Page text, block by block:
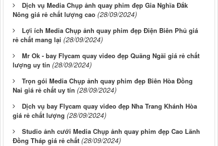
Dịch vụ Media Chụp ảnh quay phim đẹp Gia Nghĩa Đắk
Nông giá rẻ chất lượng cao (28/09/2024)
Lợi ích Media Chụp ảnh quay phim đẹp Điện Biên Phủ giá
rẻ chất mang lại (28/09/2024)
Mr Ok - bay Flycam quay video đẹp Quãng Ngãi giá rẻ chất
lượng uy tín (28/09/2024)
Trọn gói Media Chụp ảnh quay phim đẹp Biên Hòa Đồng
Nai giá rẻ chất uy tín (28/09/2024)
Dịch vụ bay Flycam quay video đẹp Nha Trang Khánh Hòa
giá rẻ chất lượng (28/09/2024)
Studio ảnh cưới Media Chụp ảnh quay phim đẹp Cao Lãnh
Đồng Tháp giá rẻ chất (28/09/2024)